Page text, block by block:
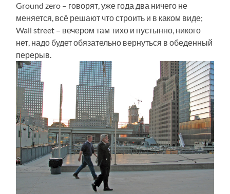
Ground zero – говорят, уже года два ничего не
меняется, всё решают что строить и в каком виде;
Wall street – вечером там тихо и пустынно, никого
нет, надо будет обязательно вернуться в обеденный
перерыв.